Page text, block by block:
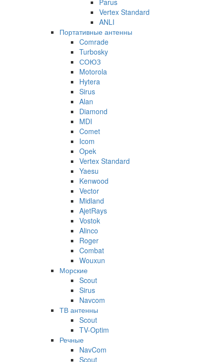
Vertex Standard
ANLI
Портативные антенны
Comrade
Turbosky
СОЮЗ
Motorola
Hytera
Sirus
Alan
Diamond
MDI
Comet
Icom
Opek
Vertex Standard
Yaesu
Kenwood
Vector
Midland
AjetRays
Vostok
Alinco
Roger
Combat
Wouxun
Морские
Scout
Sirus
Navcom
ТВ антенны
Scout
TV-Optim
Речные
NavCom
Scout